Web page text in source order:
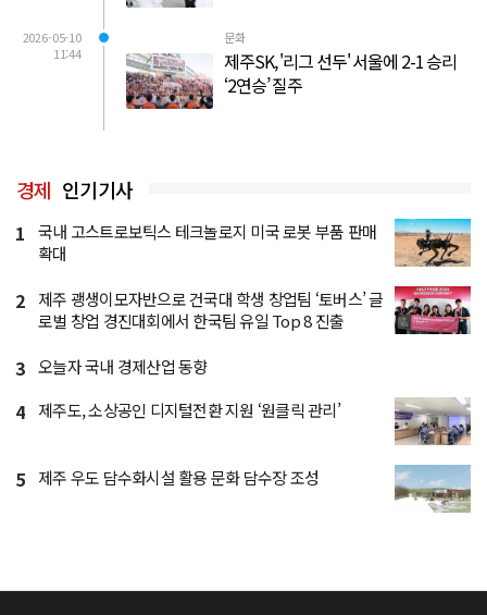
2026-05-10
11:44
문화
제주SK, '리그 선두' 서울에 2-1 승리
‘2연승’ 질주
경제 인기기사
1
국내 고스트로보틱스 테크놀로지 미국 로봇 부품 판매
확대
2
제주 괭생이모자반으로 건국대 학생 창업팀 ‘토버스’ 글
로벌 창업 경진대회에서 한국팀 유일 Top 8 진출
3 오늘자 국내 경제산업 동향
4 제주도, 소상공인 디지털전환 지원 ‘원클릭 관리’
5 제주 우도 담수화시설 활용 문화 담수장 조성